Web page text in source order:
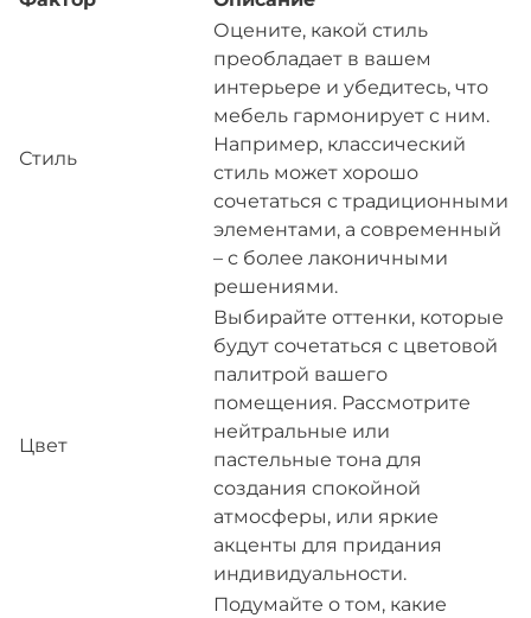
Стиль
Оцените, какой стиль
преобладает в вашем
интерьере и убедитесь, что
мебель гармонирует с ним.
Например, классический
стиль может хорошо
сочетаться с традиционными
элементами, а современный
– с более лаконичными
решениями.
Цвет
Выбирайте оттенки, которые
будут сочетаться с цветовой
палитрой вашего
помещения. Рассмотрите
нейтральные или
пастельные тона для
создания спокойной
атмосферы, или яркие
акценты для придания
индивидуальности.
Подумайте о том, какие